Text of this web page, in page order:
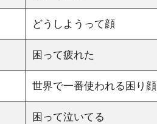
どうしようって顔
困って疲れた
世界で一番使われる困り顔
困って泣いてる